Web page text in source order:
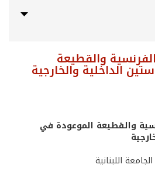
الفرنسية والقطيعة
الداخلية والخارجية
والقطيعة الموعودة في
اللبنانية